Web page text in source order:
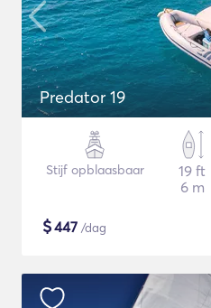
Predator 19
Stijf opblaasbaar
19 ft
6 m
$447 /dag